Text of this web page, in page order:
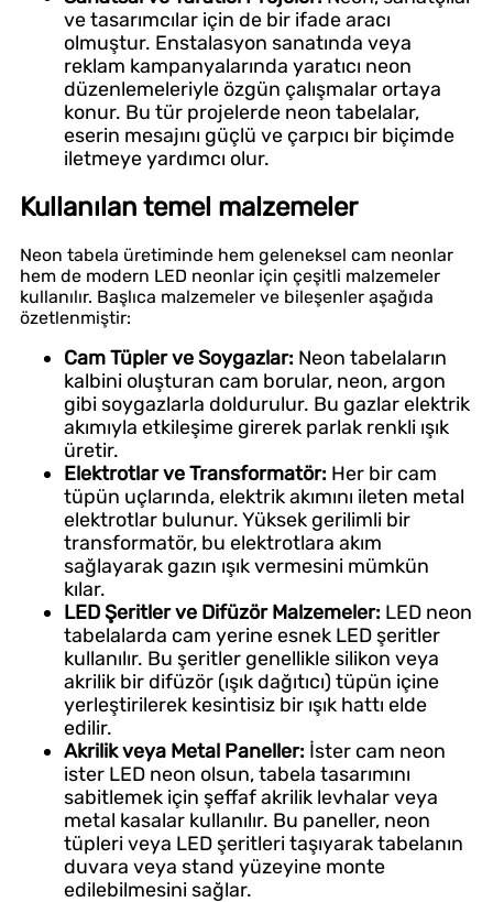
ve tasarımcılar için de bir ifade aracı
olmuştur. Enstalasyon sanatında veya
reklam kampanyalarında yaratıcı neon
düzenlemeleriyle özgün çalışmalar ortaya
konur. Bu tür projelerde neon tabelalar,
eserin mesajını güçlü ve çarpıcı bir biçimde
iletmeye yardımcı olur.
Kullanılan temel malzemeler
Neon tabela üretiminde hem geleneksel cam neonlar
hem de modern LED neonlar için çeşitli malzemeler
kullanılır. Başlıca malzemeler ve bileşenler aşağıda
özetlenmiştir:
Cam Tüpler ve Soygazlar: Neon tabelaların
kalbini oluşturan cam borular, neon, argon
gibi soygazlarla doldurulur. Bu gazlar elektrik
akımıyla etkileşime girerek parlak renkli ışık
üretir.
Elektrotlar ve Transformatör: Her bir cam
tüpün uçlarında, elektrik akımını ileten metal
elektrotlar bulunur. Yüksek gerilimli bir
transformatör, bu elektrotlara akım
sağlayarak gazın ışık vermesini mümkün
kılar.
LED Şeritler ve Difüzör Malzemeler: LED neon
tabelalarda cam yerine esnek LED şeritler
kullanılır. Bu şeritler genellikle silikon veya
akrilik bir difüzör (ışık dağıtıcı) tüpün içine
yerleştirilerek kesintisiz bir ışık hattı elde
edilir.
Akrilik veya Metal Paneller: İster cam neon
ister LED neon olsun, tabela tasarımını
sabitlemek için şeffaf akrilik levhalar veya
metal kasalar kullanılır. Bu paneller, neon
tüpleri veya LED şeritleri taşıyarak tabelanın
duvara veya stand yüzeyine monte
edilebilmesini sağlar.